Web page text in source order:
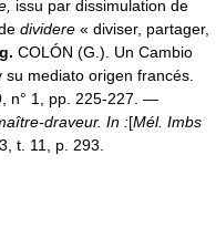
issu par dissimulation de
dividere « diviser, partager,
COLÓN (G.). Un Cambio
su mediato origen francés.
n° 1, pp. 225-227. —
draveur. In :[Mél. Imbs
t. 11, p. 293.